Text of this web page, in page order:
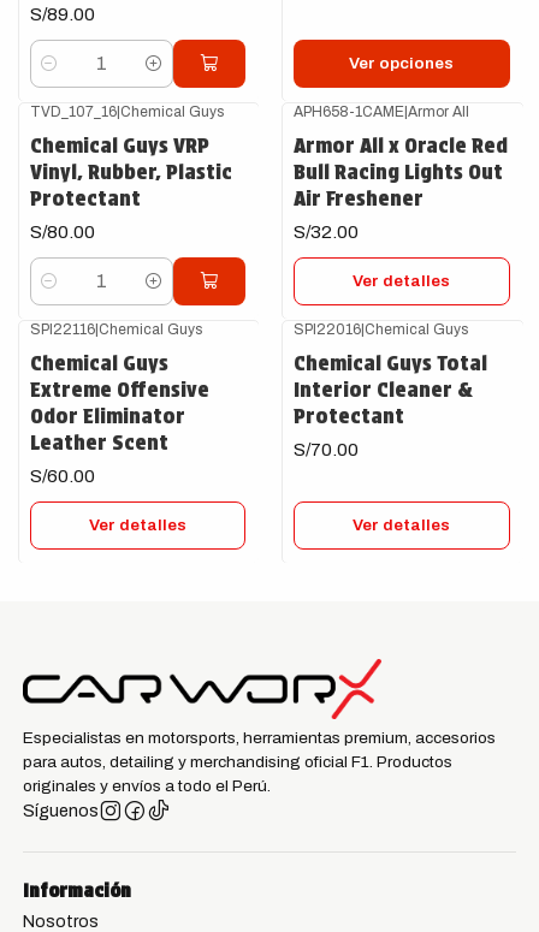
S/89.00
Cantidad
Ver opciones
TVD_107_16| Chemical Guys
Chemical Guys VRP
Vinyl, Rubber, Plastic
Protectant
S/80.00
Cantidad
APH658-1CAME Armor All
Armor All x Oracle Red
Bull Racing Lights Out
Air Freshener
S/32.00
Ver detalles
SPI22116| Chemical Guys
Chemical Guys
Extreme Offensive
Odor Eliminator
Leather Scent
S/60.00
Ver detalles
SPI22016 Chemical Guys
Chemical Guys Total
Interior Cleaner &
Protectant
S/70.00
Ver detalles
Especialistas en motorsports, herramientas premium, accesorios
para autos, detailing y merchandising oficial F1. Productos
originales y envíos a todo el Perú.
Síguenos
Información
Nosotros